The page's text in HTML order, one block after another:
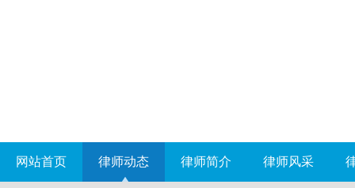
网站首页 律师动态 律师简介 律师风采